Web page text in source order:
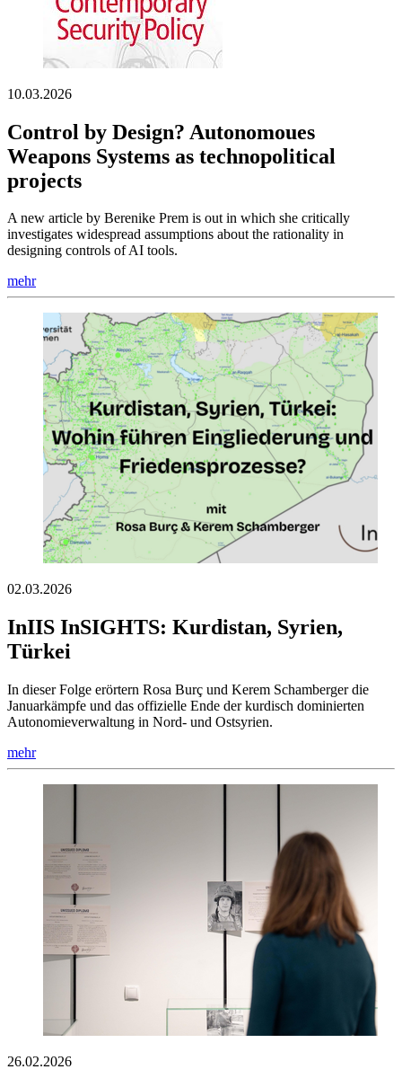
10.03.2026
Control by Design? Autonomoues
Weapons Systems as technopolitical
projects
A new article by Berenike Prem is out in which she critically
investigates widespread assumptions about the rationality in
designing controls of AI tools.
mehr
02.03.2026
InIIS InSIGHTS: Kurdistan, Syrien,
Türkei
In dieser Folge erörtern Rosa Burç und Kerem Schamberger die
Januarkämpfe und das offizielle Ende der kurdisch dominierten
Autonomieverwaltung in Nord- und Ostsyrien.
mehr
26.02.2026